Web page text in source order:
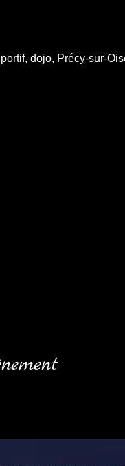
dojo, Précy-sur-